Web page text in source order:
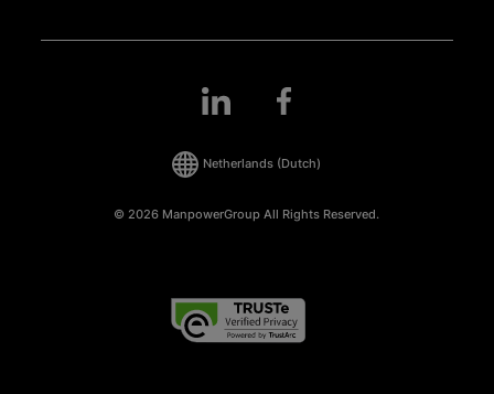
© 2026 ManpowerGroup All Rights Reserved.
Netherlands (Dutch)